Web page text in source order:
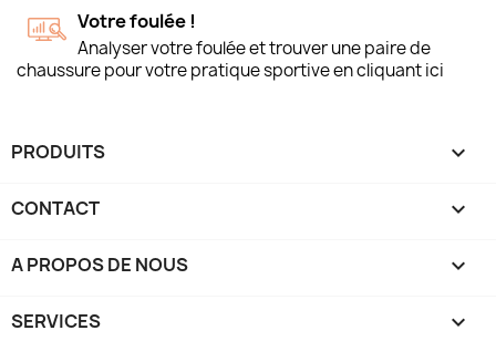
Votre foulée !
Analyser votre foulée et trouver une paire de
chaussure pour votre pratique sportive en cliquant ici
PRODUITS 
CONTACT 
A PROPOS DE NOUS 
SERVICES 